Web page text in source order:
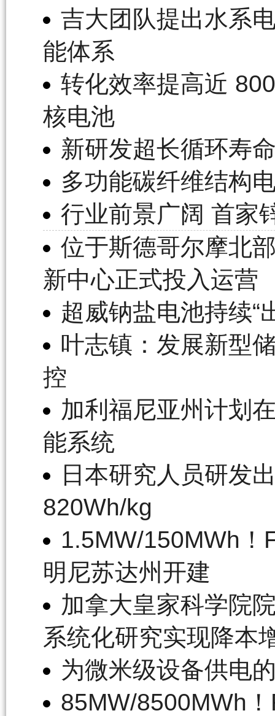
吉大团队提出水系
能体系
转化效率提高近
核电池
新研发超长循环寿
多功能碳纤维结构
行业前景广阔 首家
位于斯德哥尔摩北
新中心正式投入运营
超威钠盐电池持续“
叶志镇：发展新型
控
加利福尼亚州计划
能系统
日本研究人员研发
820Wh/kg
1.5MW/150MWh！
明尼苏达州开建
加拿大皇家科学院
系统化研究实现降本
为微米级设备供电
85MW/8500MWh